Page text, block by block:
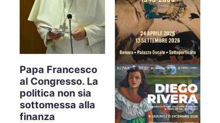
Papa Francesco
al Congresso. La
politica non sia
sottomessa alla
finanza